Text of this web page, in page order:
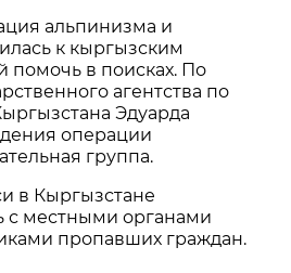
альпинизма и
к кыргызским
помочь в поисках. По
агентства по
Эдуарда
операции
группа.
в Кыргызстане
с местными органами
пропавших граждан.